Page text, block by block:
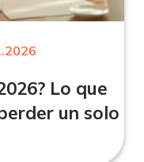
Lo que
un solo